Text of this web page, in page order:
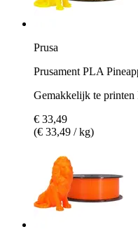
Prusa
Prusament PLA
Gemakkelijk te
€ 33,49
(€ 33,49 / kg)